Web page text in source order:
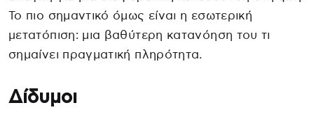
Το πιο σημαντικό όμως είναι η εσωτερική
μετατόπιση: μια βαθύτερη κατανόηση του τι
σημαίνει πραγματική πληρότητα.
Δίδυμοι